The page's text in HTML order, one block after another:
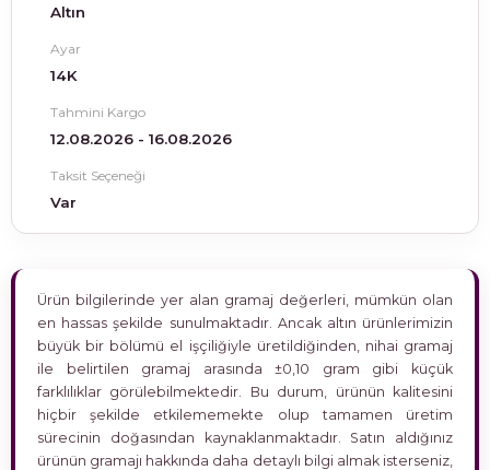
Altın
Ayar
14K
Tahmini Kargo
12.08.2026 - 16.08.2026
Taksit Seçeneği
Var
Ürün bilgilerinde yer alan gramaj değerleri, mümkün olan
en hassas şekilde sunulmaktadır. Ancak altın ürünlerimizin
büyük bir bölümü el işçiliğiyle üretildiğinden, nihai gramaj
ile belirtilen gramaj arasında ±0,10 gram gibi küçük
farklılıklar görülebilmektedir. Bu durum, ürünün kalitesini
hiçbir şekilde etkilememekte olup tamamen üretim
sürecinin doğasından kaynaklanmaktadır. Satın aldığınız
ürünün gramajı hakkında daha detaylı bilgi almak isterseniz,